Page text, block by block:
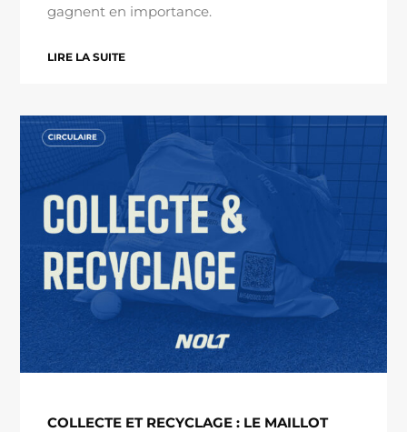
gagnent en importance.
LIRE LA SUITE
COLLECTE ET RECYCLAGE : LE MAILLOT